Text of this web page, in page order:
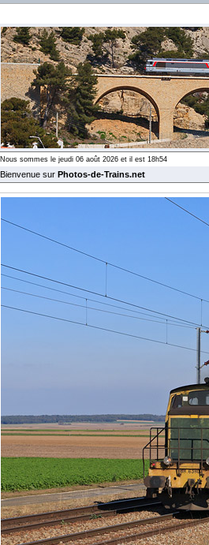
Nous sommes le jeudi 06 août 2026 et il est 18h54
Bienvenue sur Photos-de-Trains.net